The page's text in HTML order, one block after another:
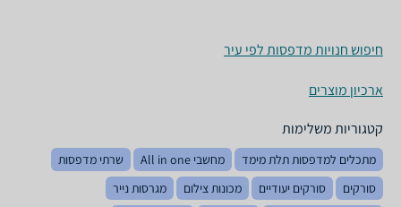
חיפוש חנויות מדפסות לפי עיר
ארכיון מוצרים
קטגוריות משלימות
מתכלים למדפסות תלת מימד מחשבי All in one
שרתי מדפסות
סורקים
סורקים יעודיים מכונות צילום
מגרסות נייר